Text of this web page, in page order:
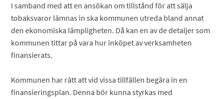
I samband med att en ansökan om tillstånd för att sälja
tobaksvaror lämnas in ska kommunen utreda bland annat
den ekonomiska lämpligheten. Då kan en av de detaljer som
kommunen tittar på vara hur inköpet av verksamheten
finansierats.
Kommunen har rätt att vid vissa tillfällen begära in en
finansieringsplan. Denna bör kunna styrkas med